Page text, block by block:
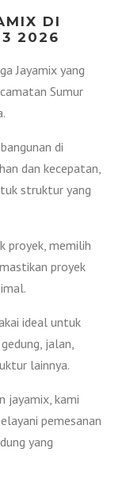
DI
2026
Jayamix yang
Sumur
di
dan kecepatan,
struktur yang
proyek, memilih
proyek
ideal untuk
jalan,
lainnya.
jayamix, kami
pemesanan
yang